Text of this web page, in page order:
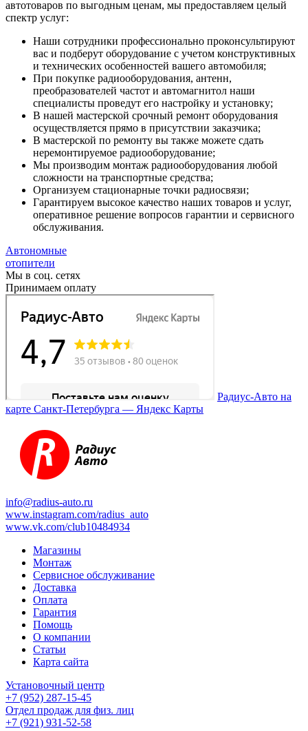
автотоваров по выгодным ценам, мы предоставляем целый
спектр услуг:
Наши сотрудники профессионально проконсультируют
вас и подберут оборудование с учетом конструктивных
и технических особенностей вашего автомобиля;
При покупке радиооборудования, антенн,
преобразователей частот и автомагнитол наши
специалисты проведут его настройку и установку;
В нашей мастерской срочный ремонт оборудования
осуществляется прямо в присутствии заказчика;
В мастерской по ремонту вы также можете сдать
неремонтируемое радиооборудование;
Мы производим монтаж радиооборудования любой
сложности на транспортные средства;
Организуем стационарные точки радиосвязи;
Гарантируем высокое качество наших товаров и услуг,
оперативное решение вопросов гарантии и сервисного
обслуживания.
Автономные
отопители
Мы в соц. сетях
Принимаем оплату
Радиус-Авто на
карте Санкт‑Петербурга — Яндекс Карты
info@radius-auto.ru
www.instagram.com/radius_auto
www.vk.com/club10484934
Магазины
Монтаж
Сервисное обслуживание
Доставка
Оплата
Гарантия
Помощь
О компании
Статьи
Карта сайта
Установочный центр
+7 (952) 287-15-45
Отдел продаж для физ. лиц
+7 (921) 931-52-58